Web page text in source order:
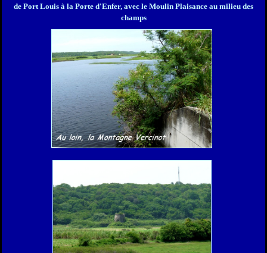
de Port Louis à la Porte d'Enfer, avec le Moulin Plaisance au milieu des
champs